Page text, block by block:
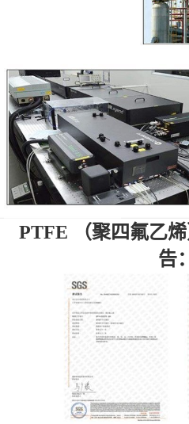
PTFE （聚四氟乙烯
告：